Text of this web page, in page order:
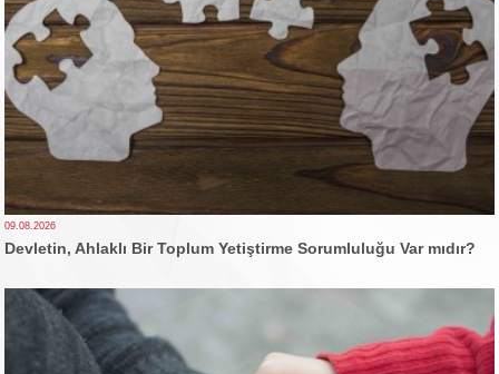
09.08.2026
Devletin, Ahlaklı Bir Toplum Yetiştirme Sorumluluğu Var mıdır?